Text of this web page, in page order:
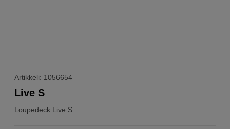
Artikkeli: 1056654
Loupedeck Live S
Live S